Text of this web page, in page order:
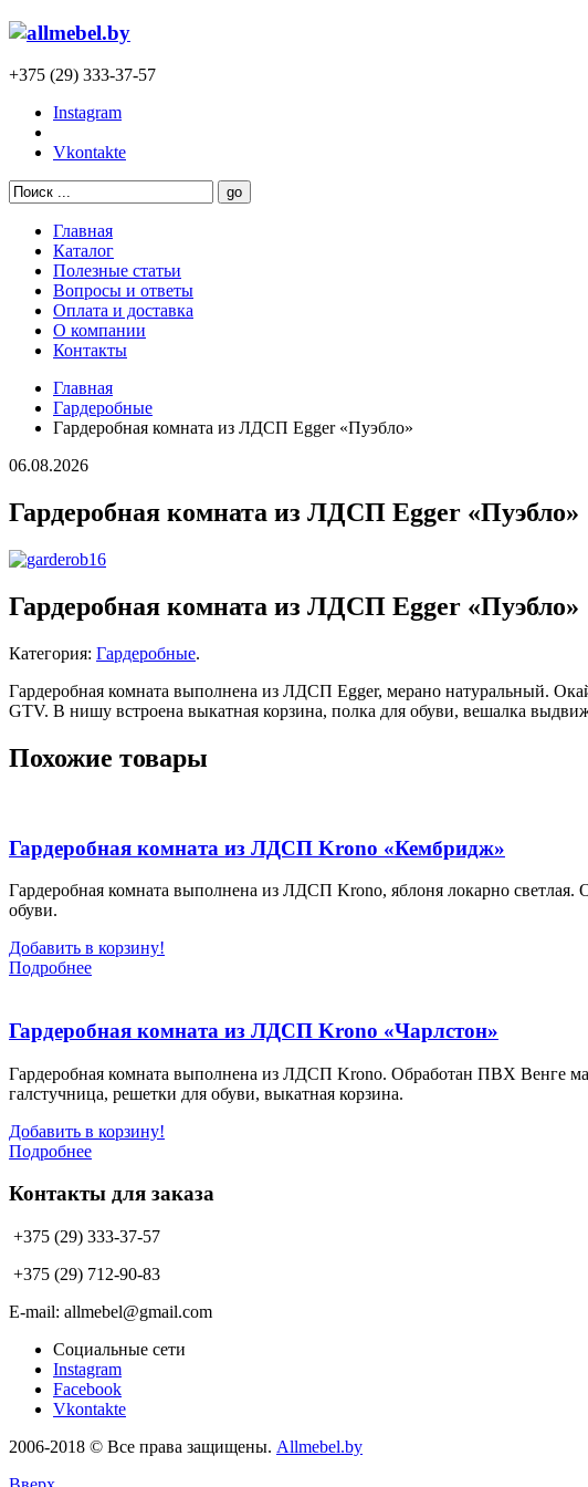
+375 (29) 333-37-57
Instagram
Vkontakte
Главная
Каталог
Полезные статьи
Вопросы и ответы
Оплата и доставка
О компании
Контакты
Главная
Гардеробные
Гардеробная комната из ЛДСП Egger «Пуэбло»
06.08.2026
Гардеробная комната из ЛДСП Egger «Пуэбло»
Гардеробная комната из ЛДСП Egger «Пуэбло»
Категория: Гардеробные.
Гардеробная комната выполнена из ЛДСП Egger, мерано натуральный.
GTV. В нишу встроена выкатная корзина, полка для обуви, вешалка
Похожие товары
Гардеробная комната из ЛДСП Krono «Кембридж»
Гардеробная комната выполнена из ЛДСП Krono, яблоня локарно
обуви.
Добавить в корзину!
Подробнее
Гардеробная комната из ЛДСП Krono «Чарлстон»
Гардеробная комната выполнена из ЛДСП Krono. Обработан ПВХ
галстучница, решетки для обуви, выкатная корзина.
Добавить в корзину!
Подробнее
Контакты для заказа
+375 (29) 333-37-57
+375 (29) 712-90-83
E-mail: allmebel@gmail.com
Социальные сети
Instagram
Facebook
Vkontakte
2006-2018 © Все права защищены. Allmebel.by